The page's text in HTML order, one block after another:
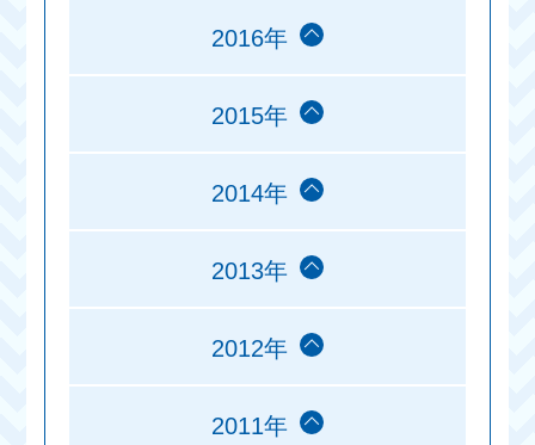
2016年
2015年
2014年
2013年
2012年
2011年